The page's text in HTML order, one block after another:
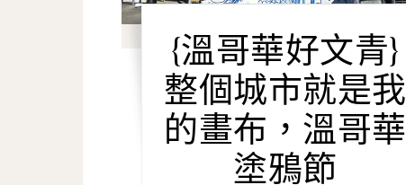
{溫哥華好文青}
整個城市就是我
的畫布，溫哥華
塗鴉節